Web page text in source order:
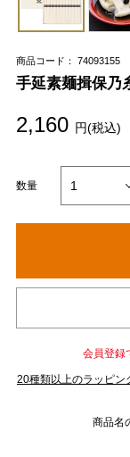
商品コード： 74093155
手延素麺揖保乃
2,160 円(税込)
数量
会員登録
20種類以上のラッピン
商品名